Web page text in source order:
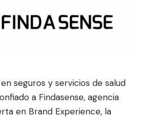
seguros y servicios de salud
a Findasense, agencia
en Brand Experience, la